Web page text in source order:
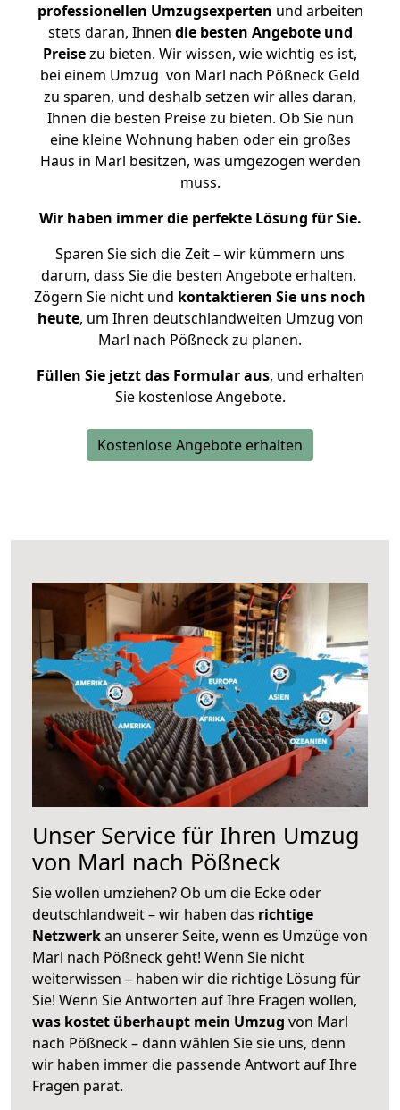
professionellen Umzugsexperten und arbeiten
stets daran, Ihnen die besten Angebote und
Preisezu bieten. Wir wissen, wie wichtig es ist,
bei einem Umzug von Marl nach Pößneck Geld
zu sparen, und deshalb setzen wir alles daran,
Ihnen die besten Preise zu bieten. Ob Sie nun
eine kleine Wohnung haben oder ein großes
Haus in Marl besitzen, was umgezogen werden
muss.
Wir haben immer die perfekte Lösung für Sie.
Sparen Sie sich die Zeit – wir kümmern uns
darum, dass Sie die besten Angebote erhalten.
Zögern Sie nicht und kontaktieren Sie uns noch
heute, um Ihren deutschlandweiten Umzug von
Marl nach Pößneck zu planen.
Füllen Sie jetzt das Formular aus, und erhalten
Sie kostenlose Angebote.
Kostenlose Angebote erhalten
Unser Service für Ihren Umzug
von Marl nach Pößneck
Sie wollen umziehen? Ob um die Ecke oder
deutschlandweit – wir haben das richtige
Netzwerkan unserer Seite, wenn es Umzüge von
Marl nach Pößneck geht! Wenn Sie nicht
weiterwissen – haben wir die richtige Lösung für
Sie! Wenn Sie Antworten auf Ihre Fragen wollen,
was kostet überhaupt mein Umzug von Marl
nach Pößneck – dann wählen Sie sie uns, denn
wir haben immer die passende Antwort auf Ihre
Fragen parat.